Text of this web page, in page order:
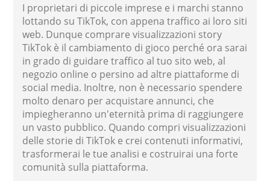
I proprietari di piccole imprese e i marchi stanno
lottando su TikTok, con appena traffico ai loro siti
web. Dunque comprare visualizzazioni story
TikTok è il cambiamento di gioco perché ora sarai
in grado di guidare traffico al tuo sito web, al
negozio online o persino ad altre piattaforme di
social media. Inoltre, non è necessario spendere
molto denaro per acquistare annunci, che
impiegheranno un'eternità prima di raggiungere
un vasto pubblico. Quando compri visualizzazioni
delle storie di TikTok e crei contenuti informativi,
trasformerai le tue analisi e costruirai una forte
comunità sulla piattaforma.